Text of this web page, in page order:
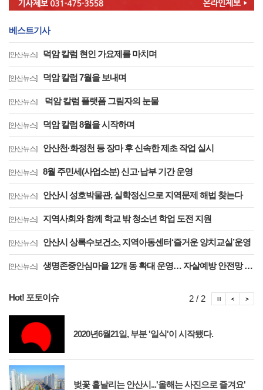
베스트기사
[안산뉴스] 덕암 칼럼 현인 가요제를 마치며
[안산뉴스] 덕암 칼럼 7월을 보내며
[안산뉴스] 덕암 칼럼 플랫폼 그림자의 눈물
[안산뉴스] 덕암 칼럼 8월을 시작하며
[안산뉴스] 안산천·화정천 등 장마 후 신속한 제초 작업 실시
[안산뉴스] 8월 주민세(사업소분) 신고·납부 기간 운영
[안산뉴스] 안산시 성호박물관, 실학정신으로 지역문제 해법 찾는다
[안산뉴스] 지역사회와 함께 학교 밖 청소년 학업 도전 지원
[안산뉴스] 안산시 상록수보건소, 지역아동센터‘즐거운 양치교실’운영
[안산뉴스] 생명존중안심마을 12개 동 확대 운영… 자살예방 안전망 구축
Hot! 포토이슈
2020년6월21일, 부분 '일식'이 시작됐다.
벚꽃 흩날리는 안산시...'올해는 사진으로 즐겨요'
2 / 2 포
포토이